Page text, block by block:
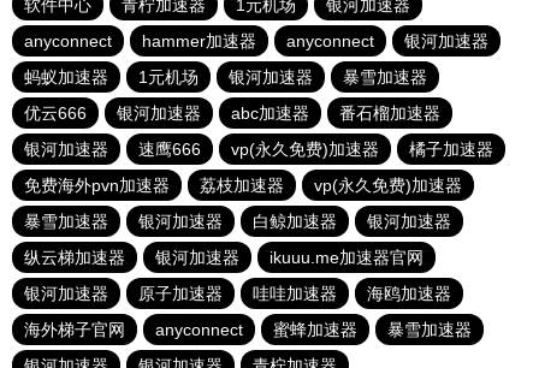
软件中心
青柠加速器 1元机场
银河加速器
anyconnect
hammer加速器 anyconnect
银河加速器
蚂蚁加速器
1元机场 银河加速器
暴雪加速器
优云666
银河加速器 abc加速器
番石榴加速器
银河加速器
速鹰666 vp(永久免费)加速器
橘子加速器
免费海外pvn加速器
荔枝加速器
vp(永久免费)加速器
暴雪加速器
银河加速器 白鲸加速器
银河加速器
纵云梯加速器
银河加速器
ikuuu.me加速器官网
银河加速器
原子加速器 哇哇加速器
海鸥加速器
海外梯子官网
anyconnect 蜜蜂加速器
暴雪加速器